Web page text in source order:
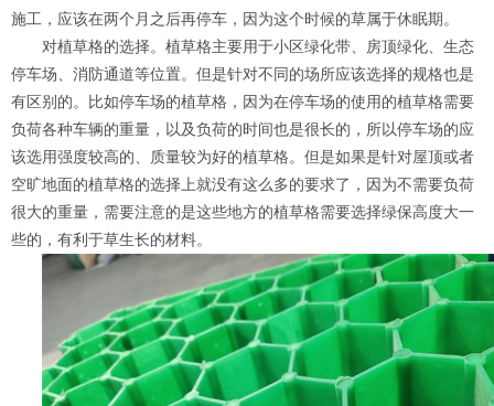
施工，应该在两个月之后再停车，因为这个时候的草属于休眠期。
对植草格的选择。植草格主要用于小区绿化带、房顶绿化、生态
停车场、消防通道等位置。但是针对不同的场所应该选择的规格也是
有区别的。比如停车场的植草格，因为在停车场的使用的植草格需要
负荷各种车辆的重量，以及负荷的时间也是很长的，所以停车场的应
该选用强度较高的、质量较为好的植草格。但是如果是针对屋顶或者
空旷地面的植草格的选择上就没有这么多的要求了，因为不需要负荷
很大的重量，需要注意的是这些地方的植草格需要选择绿保高度大一
些的，有利于草生长的材料。